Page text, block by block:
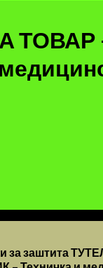
за заштита